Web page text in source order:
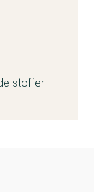
stoffer